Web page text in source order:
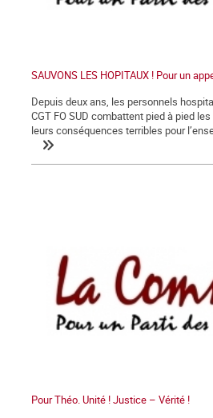
SAUVONS LES HOPITAUX ! Pour un
Depuis deux ans, les personnels
CGT FO SUD combattent pied à pied
leurs conséquences terribles pour
Pour Théo. Unité ! Justice – Vérité !